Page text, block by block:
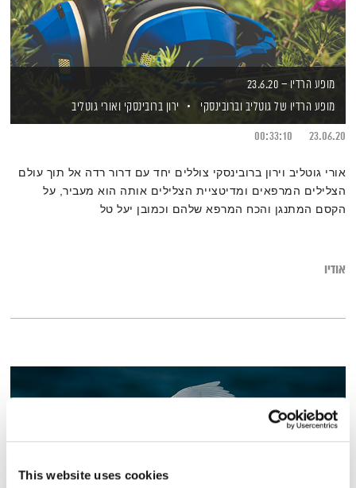
This website uses cookies
מופע הרדיו – 23.6.20
מופע הרדיו של גוטליב וברובינסקי
ירון ברובינסקי ואורי גוטליב
23.06.20
00:33:10
אורי גוטליב וירון ברובינסקי צוללים יחד עם דרור רדה אל תוך עולם
הצלילים המרפאים ומדיטציית הצלילים אותה הוא מעביר, על
הקסם המתנגן והכח המרפא שלהם וכמובן יעל טל
אודיו